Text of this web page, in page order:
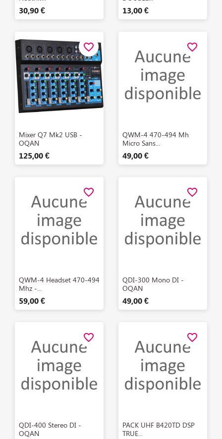
30,90 € 13,00 €
Aperçu rapide
Mixer Q7 Mk2 USB -
OQAN
125,00 €
favorite_border
 Aperçu rapide
QWM-4 470-494 Mh
Micro Sans...
49,00 €
favorite_border
 Aperçu rapide
QWM-4 Headset 470-494
Mhz -...
59,00 €
favorite_border
Aperçu rapide
QDI-300 Mono DI -
OQAN
49,00 €
favorite_border
Aperçu rapide
QDI-400 Stereo DI -
OQAN
favorite_border
Aperçu rapide
PACK UHF B420TD DSP
TRUE...
favorite_border